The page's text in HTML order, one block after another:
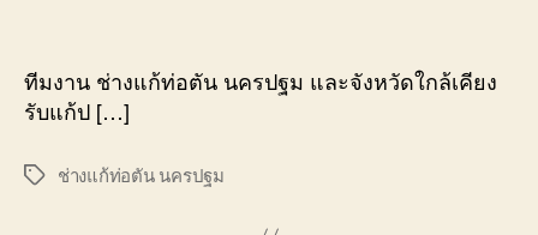
ทีมงาน ช่างแก้ท่อตัน นครปฐม และจังหวัดใกล้เคียง
รับแก้ป […]
Tagsช่างแก้ท่อตัน นครปฐม